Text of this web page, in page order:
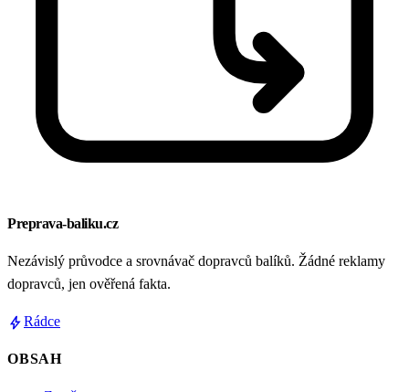
Preprava-baliku.cz
Nezávislý průvodce a srovnávač dopravců balíků. Žádné reklamy
dopravců, jen ověřená fakta.
boltRádce
OBSAH